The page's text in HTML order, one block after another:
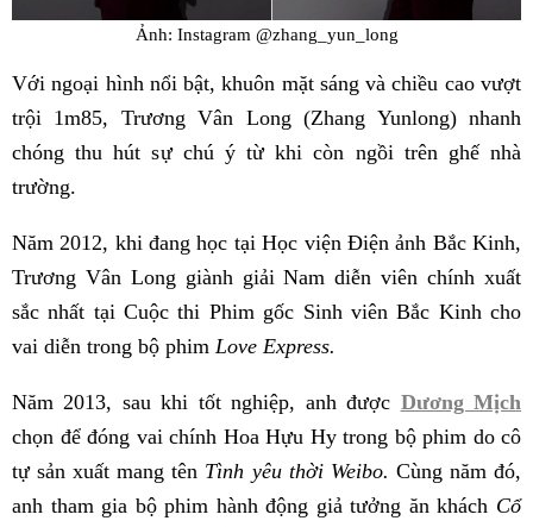
Ảnh: Instagram @zhang_yun_long
Với ngoại hình nổi bật, khuôn mặt sáng và chiều cao vượt
trội 1m85, Trương Vân Long (Zhang Yunlong) nhanh
chóng thu hút sự chú ý từ khi còn ngồi trên ghế nhà
trường.
Năm 2012, khi đang học tại Học viện Điện ảnh Bắc Kinh,
Trương Vân Long giành giải Nam diễn viên chính xuất
sắc nhất tại Cuộc thi Phim gốc Sinh viên Bắc Kinh cho
vai diễn trong bộ phim Love Express.
Năm 2013, sau khi tốt nghiệp, anh được Dương Mịch
chọn để đóng vai chính Hoa Hựu Hy trong bộ phim do cô
tự sản xuất mang tên Tình yêu thời Weibo. Cùng năm đó,
anh tham gia bộ phim hành động giả tưởng ăn khách Cổ